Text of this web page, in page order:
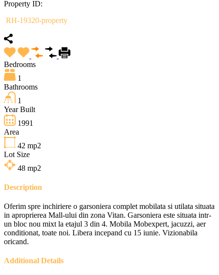
Property ID:
RH-19320-property
Bedrooms
1
Bathrooms
1
Year Built
1991
Area
42 mp2
Lot Size
48 mp2
Description
Oferim spre inchiriere o garsoniera complet mobilata si utilata situata
in aproprierea Mall-ului din zona Vitan. Garsoniera este situata intr-
un bloc nou mixt la etajul 3 din 4. Mobila Mobexpert, jacuzzi, aer
conditionat, toate noi. Libera incepand cu 15 iunie. Vizionabila
oricand.
Additional Details